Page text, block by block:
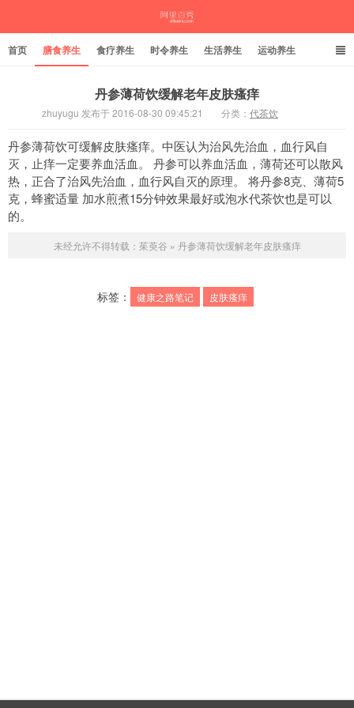
首页 膳食养生 食疗养生 时令养生 生活养生 运动养生
丹参薄荷饮缓解老年皮肤瘙痒
zhuyugu 发布于 2016-08-30 09:45:21 分类： 代茶饮
丹参薄荷饮可缓解皮肤瘙痒。中医认为治风先治血，血行风自
灭，止痒一定要养血活血。 丹参可以养血活血，薄荷还可以散风
热，正合了治风先治血，血行风自灭的原理。 将丹参8克、薄荷5
克，蜂蜜适量 加水煎煮15分钟效果最好或泡水代茶饮也是可以
的。
未经允许不得转载： 茱萸谷 » 丹参薄荷饮缓解老年皮肤瘙痒
标签： 健康之路笔记 皮肤瘙痒